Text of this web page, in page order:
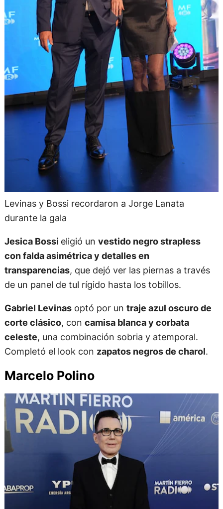
Levinas y Bossi recordaron a Jorge Lanata
durante la gala
Jesica Bossi eligió un vestido negro strapless
con falda asimétrica y detalles en
transparencias, que dejó ver las piernas a través
de un panel de tul rígido hasta los tobillos.
Gabriel Levinasoptó por un traje azul oscuro de
corte clásico, con camisa blanca y corbata
celeste, una combinación sobria y atemporal.
Completó el look con zapatos negros de charol.
Marcelo Polino